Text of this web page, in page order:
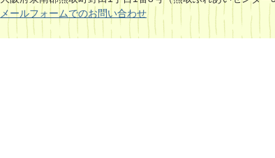
メールフォームでのお問い合わせ